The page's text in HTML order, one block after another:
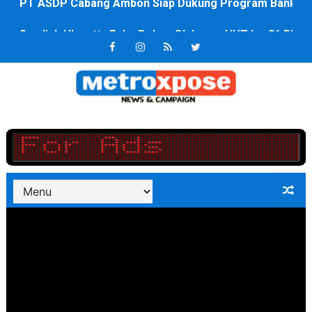
4 Dokter Asal Nias Barat Lulus PPDS di FK USU,
OKU Timur Jalin Komunikasi ke semua Stackholder
Unggul 3 Gol Kesebelasan MKRE FC Raih Tiket
Jelang HUT RI ke 81Turnamen Olah Anak Muda Kota
Bobby Nasution Fokus Infrastruktur Daerah saat